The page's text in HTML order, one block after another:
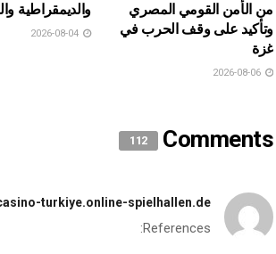
من الأمن القومي المصري
وتأكيد على وقف الحرب في
غزة
والديمقراطية
Comments
112
turkiye.online-spielhallen.de/
References: